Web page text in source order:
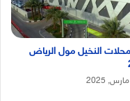
النخيل مول الرياض